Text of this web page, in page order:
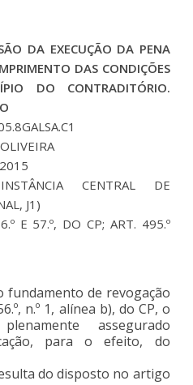
DA EXECUÇÃO DA PENA
DAS CONDIÇÕES
DO CONTRADITÓRIO.
CENTRAL DE
J1)
E 57.º, DO CP; ART. 495.º
fundamento de revogação
n.º 1, alínea b), do CP, o
assegurado
para o efeito, do
do disposto no artigo